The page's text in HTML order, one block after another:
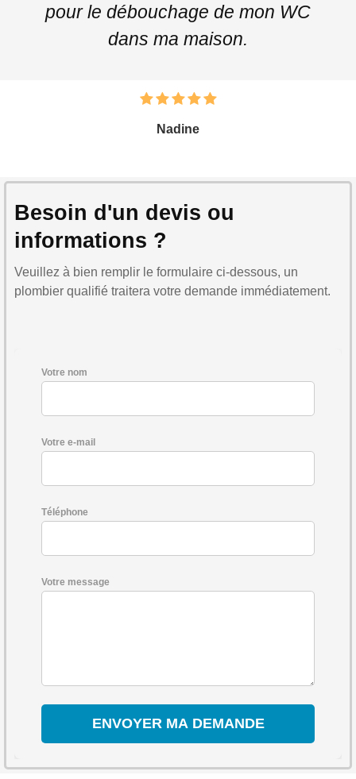
pour le débouchage de mon WC
dans ma maison.
Nadine
Besoin d'un devis ou
informations ?
Veuillez à bien remplir le formulaire ci-dessous, un
plombier qualifié traitera votre demande immédiatement.
Votre nom
Votre e-mail
Téléphone
Votre message